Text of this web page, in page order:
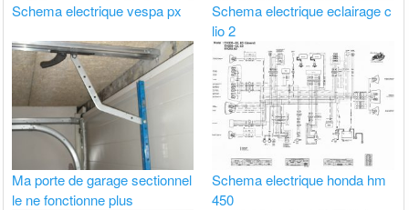
Schema electrique vespa px
Schema electrique eclairage c
lio 2
Ma porte de garage sectionnel
le ne fonctionne plus
Schema electrique honda hm
450